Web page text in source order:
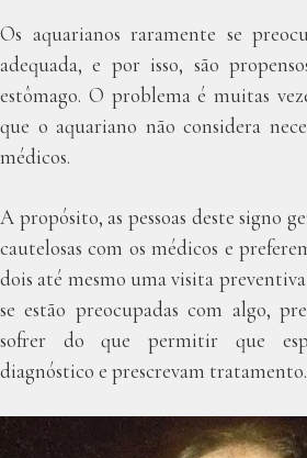
Os aquarianos raramente se
adequada, e por isso, são
estômago. O problema é muitas
que o aquariano não considera
médicos.
A propósito, as pessoas deste signo
cautelosas com os médicos e
dois até mesmo uma visita
se estão preocupadas com algo,
sofrer do que permitir que
diagnóstico e prescrevam tratamento.